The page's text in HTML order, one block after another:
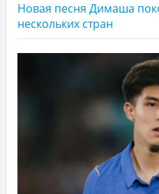
Новая песня Димаша
нескольких стран